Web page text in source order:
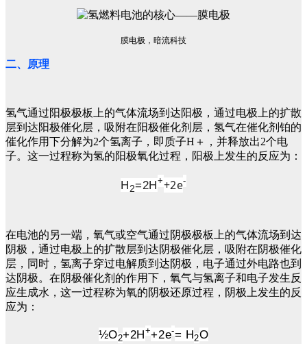
膜电极，暗流科技
二、原理
氢气通过阳极极板上的气体流场到达阳极，通过电极上的扩散
层到达阳极催化层，吸附在阳极催化剂层，氢气在催化剂铂的
催化作用下分解为2个氢离子，即质子H＋，并释放出2个电
子。这一过程称为氢的阳极氧化过程，阳极上发生的反应为：
H2=2H++2e-
在电池的另一端，氧气或空气通过阴极极板上的气体流场到达
阴极，通过电极上的扩散层到达阴极催化层，吸附在阴极催化
层，同时，氢离子穿过电解质到达阴极，电子通过外电路也到
达阴极。在阴极催化剂的作用下，氧气与氢离子和电子发生反
应生成水，这一过程称为氧的阴极还原过程，阴极上发生的反
应为：
½O2+2H++2e-= H2O